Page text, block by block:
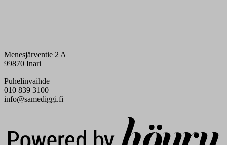
Menesjärventie 2 A
99870 Inari
Puhelinvaihde
010 839 3100
info@samediggi.fi